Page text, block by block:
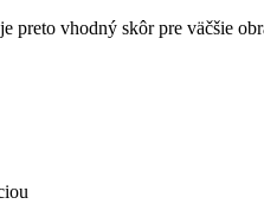
preto vhodný skôr pre väčšie